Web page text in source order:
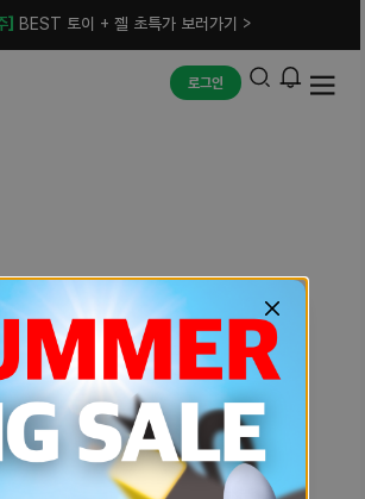
] BEST 토이 + 젤 초특가 보러가기 >
로그인
예상치 못한 에러입니다.